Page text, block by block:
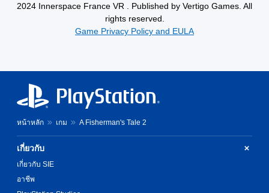
2024 Innerspace France VR . Published by Vertigo Games. All
rights reserved.
Game Privacy Policy and EULA
หน้าหลัก เกม A Fisherman's Tale 2
เกี่ยวกับ
เกี่ยวกับ SIE
อาชีพ